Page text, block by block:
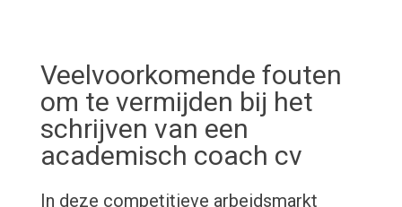
Veelvoorkomende fouten
om te vermijden bij het
schrijven van een
academisch coach cv
In deze competitieve arbeidsmarkt